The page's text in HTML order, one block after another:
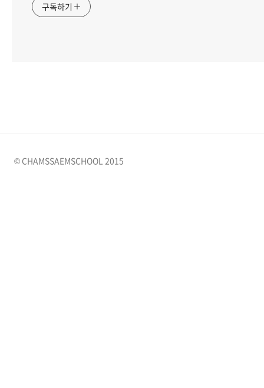
구독하기
© CHAMSSAEMSCHOOL 2015